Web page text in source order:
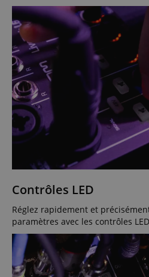
Contrôles LED
Réglez rapidement et
paramètres avec les contrôles